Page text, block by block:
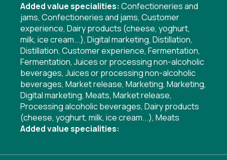
Added value specialities: Confectioneries and
jams, Confectioneries and jams, Customer
experience, Dairy products (cheese, yoghurt,
milk, ice cream...), Digital marketing, Distillation,
Distillation, Customer experience, Fermentation,
Fermentation, Juices or processing non-alcoholic
beverages, Juices or processing non-alcoholic
beverages, Market release, Marketing, Marketing,
Digital marketing, Meats, Market release,
Processing alcoholic beverages, Dairy products
(cheese, yoghurt, milk, ice cream...), Meats
Added value specialities: